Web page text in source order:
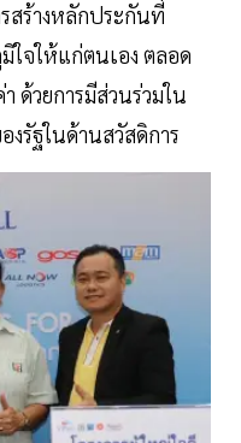
สร้างหลักประกันที่
ใจให้แก่ตนเอง ตลอด
ด้วยการมีส่วนร่วมใน
งรัฐในด้านสวัสดิการ